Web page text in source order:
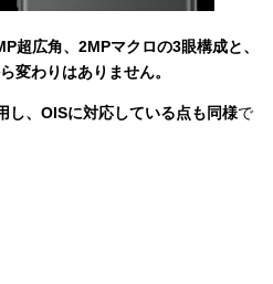
超広角、2MPマクロの3眼構成と、
変わりはありません。
し、OISに対応している点も同様で